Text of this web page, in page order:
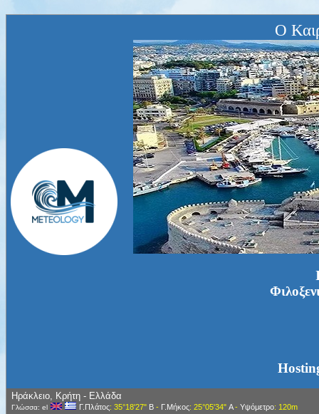
Ο
Ηράκλειο, Κρήτη - Ελλάδα
Γλώσσα: el Γ.Πλάτος: 35°18'27" Β- Γ.Μήκος: 25°05'34" Α- Υψόμετρο: 120m